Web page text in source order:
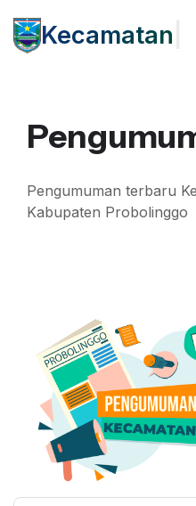
Kecamatan
Pengumuman terbaru
Kabupaten Probolinggo